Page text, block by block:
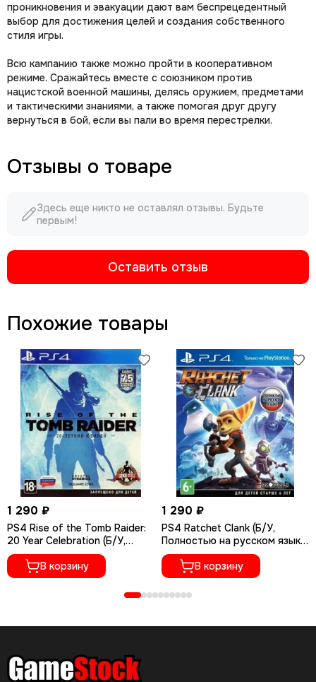
проникновения и эвакуации дают вам беспрецедентный
выбор для достижения целей и создания собственного
стиля игры.
Всю кампанию также можно пройти в кооперативном
режиме. Сражайтесь вместе с союзником против
нацистской военной машины, делясь оружием, предметами
и тактическими знаниями, а также помогая друг другу
вернуться в бой, если вы пали во время перестрелки.
Отзывы о товаре
Здесь еще никто не оставлял отзывы. Будьте
первым!
Оставить отзыв
Похожие товары
1 290 ₽
PS4 Rise of the Tomb Raider:
20 Year Celebration (Б/У,
Полностью на русском языке,
CUSA-05716)
В корзину
1 290 ₽
PS4 Ratchet Сlank (Б/У,
Полностью на русском языке,
CUSA-01073)
В корзину